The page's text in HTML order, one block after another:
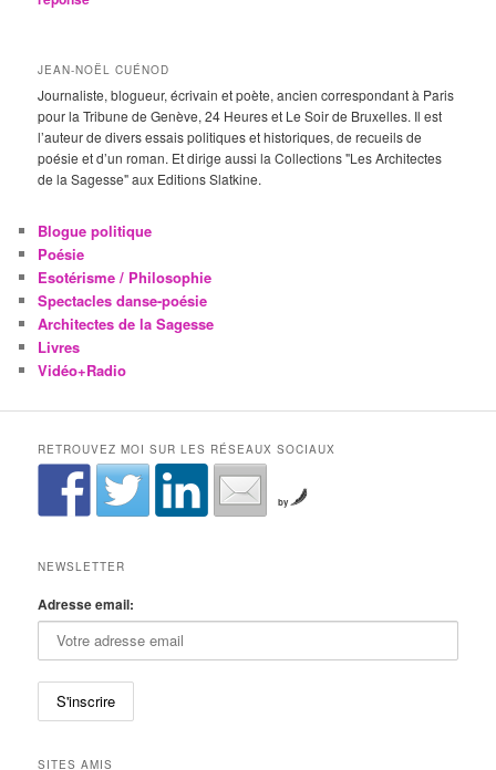
JEAN-NOËL CUÉNOD
Journaliste, blogueur, écrivain et poète, ancien correspondant à Paris
pour la Tribune de Genève, 24 Heures et Le Soir de Bruxelles. Il est
l’auteur de divers essais politiques et historiques, de recueils de
poésie et d’un roman. Et dirige aussi la Collections "Les Architectes
de la Sagesse" aux Editions Slatkine.
Blogue politique
Poésie
Esotérisme / Philosophie
Spectacles danse-poésie
Architectes de la Sagesse
Livres
Vidéo+Radio
RETROUVEZ MOI SUR LES RÉSEAUX SOCIAUX
by
NEWSLETTER
Adresse email:
SITES AMIS